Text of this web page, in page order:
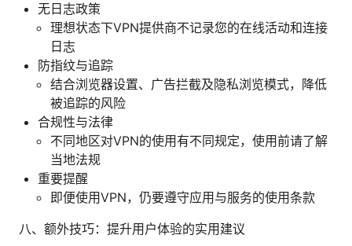
无日志政策
理想状态下VPN提供商不记录您的在线活动和连接
日志
防指纹与追踪
结合浏览器设置、广告拦截及隐私浏览模式，降低
被追踪的风险
合规性与法律
不同地区对VPN的使用有不同规定，使用前请了解
当地法规
重要提醒
即便使用VPN，仍要遵守应用与服务的使用条款
八、额外技巧：提升用户体验的实用建议